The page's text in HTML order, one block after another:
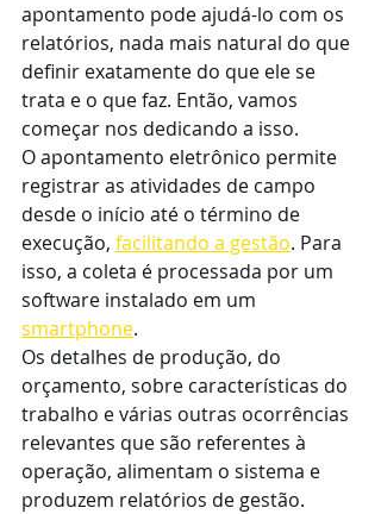
apontamento pode ajudá-lo com os
relatórios, nada mais natural do que
definir exatamente do que ele se
trata e o que faz. Então, vamos
começar nos dedicando a isso.
O apontamento eletrônico permite
registrar as atividades de campo
desde o início até o término de
execução, facilitando a gestão. Para
isso, a coleta é processada por um
software instalado em um
smartphone.
Os detalhes de produção, do
orçamento, sobre características do
trabalho e várias outras ocorrências
relevantes que são referentes à
operação, alimentam o sistema e
produzem relatórios de gestão.